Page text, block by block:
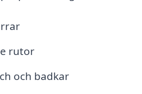
rutor
och badkar